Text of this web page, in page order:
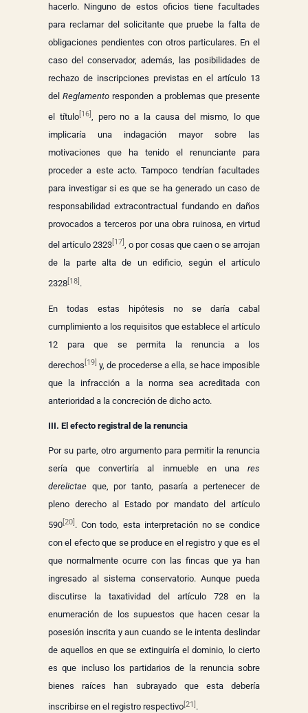
hacerlo. Ninguno de estos oficios tiene facultades
para reclamar del solicitante que pruebe la falta de
obligaciones pendientes con otros particulares. En el
caso del conservador, además, las posibilidades de
rechazo de inscripciones previstas en el artículo 13
delReglamento responden a problemas que presente
el título[16]
, pero no a la causa del mismo, lo que
implicaría una indagación mayor sobre las
motivaciones que ha tenido el renunciante para
proceder a este acto. Tampoco tendrían facultades
para investigar si es que se ha generado un caso de
responsabilidad extracontractual fundando en daños
provocados a terceros por una obra ruinosa, en virtud
del artículo 2323[17], o por cosas que caen o se arrojan
de la parte alta de un edificio, según el artículo
2328[18] .
En todas estas hipótesis no se daría cabal
cumplimiento a los requisitos que establece el artículo
12 para que se permita la renuncia a los
derechos[19] y, de procederse a ella, se hace imposible
que la infracción a la norma sea acreditada con
anterioridad a la concreción de dicho acto.
III. El efecto registral de la renuncia
Por su parte, otro argumento para permitir la renuncia
sería que convertiría al inmueble en una res
derelictae que, por tanto, pasaría a pertenecer de
pleno derecho al Estado por mandato del artículo
590[20] . Con todo, esta interpretación no se condice
con el efecto que se produce en el registro y que es el
que normalmente ocurre con las fincas que ya han
ingresado al sistema conservatorio. Aunque pueda
discutirse la taxatividad del artículo 728 en la
enumeración de los supuestos que hacen cesar la
posesión inscrita y aun cuando se le intenta deslindar
de aquellos en que se extinguiría el dominio, lo cierto
es que incluso los partidarios de la renuncia sobre
bienes raíces han subrayado que esta debería
inscribirse en el registro respectivo[21] .